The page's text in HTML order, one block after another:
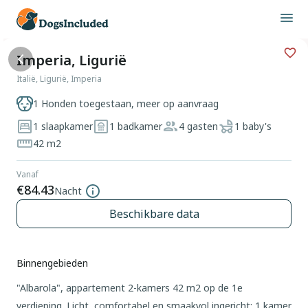
Imperia, Ligurië
Italië, Ligurië, Imperia
1 Honden toegestaan, meer op aanvraag
1 slaapkamer
1 badkamer 4 gasten
1 baby's
42 m2
Vanaf
€84.43Nacht
Beschikbare data
Binnengebieden
"Albarola", appartement 2-kamers 42 m2 op de 1e